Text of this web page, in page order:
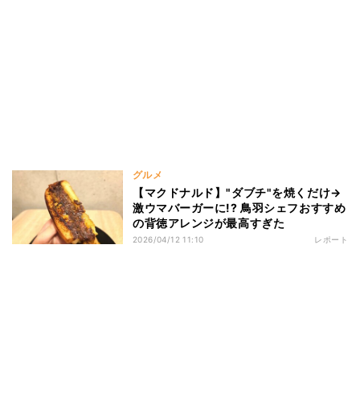
グルメ
【マクドナルド】"ダブチ"を焼くだけ→
激ウマバーガーに!? 鳥羽シェフおすすめ
の背徳アレンジが最高すぎた
2026/04/12 11:10 レポート